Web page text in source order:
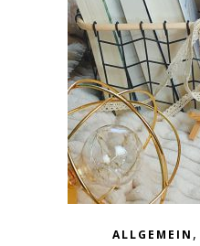
ALLGEMEIN ,